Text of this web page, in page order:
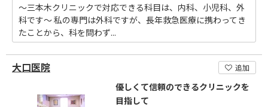
～三本木クリニックで対応できる科目は、内科、小児科、外
科です～ 私の専門は外科ですが、長年救急医療に携わってき
たことから、科を問わず...
大口医院 追加
優しくて信頼のできるクリニックを
目指して